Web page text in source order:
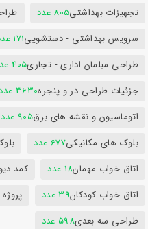
تجهیزات بهداشتی805 عدد
سرویس بهداشتی - دستشویی171 عدد
طراحی مبلمان اداری - تجاری405 عدد
جزئیات طراحی در و پنجره3630 عدد
اتوماسیون و نقشه های برق905 عدد
بلوک های مکانیکی677 عدد
اتاق خواب مهمان18 عدد کمد
اتاق خواب کودکان39 عدد
طراحی سه بعدی598 عدد